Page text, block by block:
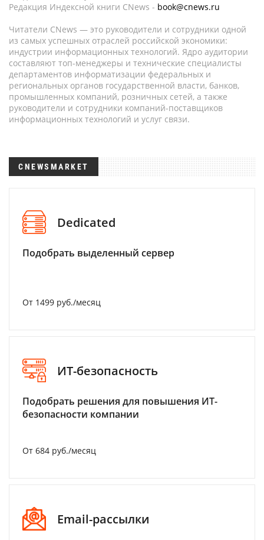
Редакция Индексной книги CNews - book@cnews.ru
Читатели CNews — это руководители и сотрудники одной
из самых успешных отраслей российской экономики:
индустрии информационных технологий. Ядро аудитории
составляют топ-менеджеры и технические специалисты
департаментов информатизации федеральных и
региональных органов государственной власти, банков,
промышленных компаний, розничных сетей, а также
руководители и сотрудники компаний-поставщиков
информационных технологий и услуг связи.
CNEWSMARKET
Dedicated
Подобрать выделенный сервер
От 1499 руб./месяц
ИТ-безопасность
Подобрать решения для повышения ИТ-
безопасности компании
От 684 руб./месяц
Email-рассылки